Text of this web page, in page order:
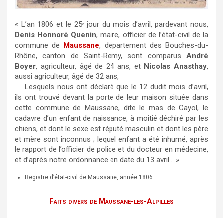
« L’an 1806 et le 25e
jour du mois d’avril, pardevant nous,
Denis Honnoré Quenin, maire, officier de l’état-civil de la
commune de
Maussane, département des Bouches-du-
Rhône, canton de Saint-Remy, sont comparus André
Boyer, agriculteur, âgé de 24 ans, et Nicolas Anasthay,
aussi agriculteur, âgé de 32 ans,
Lesquels nous ont déclaré que le 12 dudit mois d’avril,
ils ont trouvé devant la porte de leur maison située dans
cette commune de Maussane, dite le mas de Cayol, le
cadavre d’un enfant de naissance, à moitié déchiré par les
chiens, et dont le sexe est réputé masculin et dont les père
et mère sont inconnus ; lequel enfant a été inhumé, après
le rapport de l’officier de police et du docteur en médecine,
et d’après notre ordonnance en date du 13 avril… »
Registre d’état-civil de Maussane, année 1806.
Faits divers de Maussane-les-Alpilles